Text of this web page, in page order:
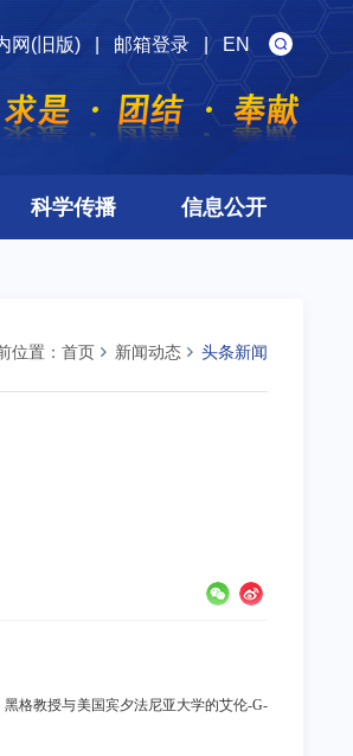
网(旧版) 邮箱登录 |EN
科学传播 信息公开
位置： 首页 新闻动态 头条新闻
黑格教授与美国宾夕法尼亚大学的艾伦-G-